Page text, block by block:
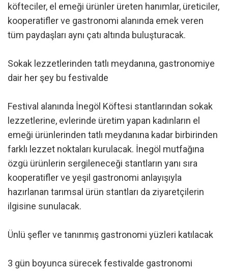
köfteciler, el emeği ürünler üreten hanımlar, üreticiler,
kooperatifler ve gastronomi alanında emek veren
tüm paydaşları aynı çatı altında buluşturacak.
Sokak lezzetlerinden tatlı meydanına, gastronomiye
dair her şey bu festivalde
Festival alanında İnegöl Köftesi stantlarından sokak
lezzetlerine, evlerinde üretim yapan kadınların el
emeği ürünlerinden tatlı meydanına kadar birbirinden
farklı lezzet noktaları kurulacak. İnegöl mutfağına
özgü ürünlerin sergileneceği stantların yanı sıra
kooperatifler ve yeşil gastronomi anlayışıyla
hazırlanan tarımsal ürün stantları da ziyaretçilerin
ilgisine sunulacak.
Ünlü şefler ve tanınmış gastronomi yüzleri katılacak
3 gün boyunca sürecek festivalde gastronomi